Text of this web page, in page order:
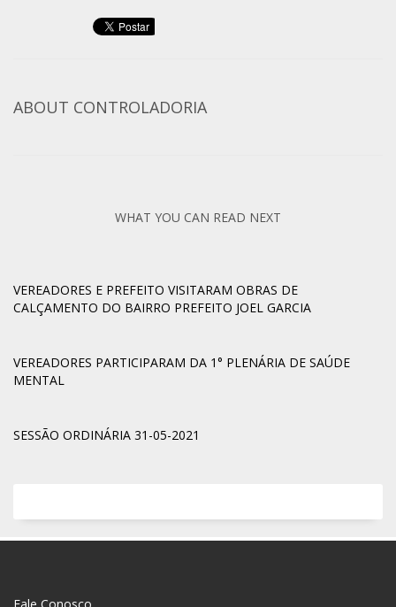
ABOUT CONTROLADORIA
WHAT YOU CAN READ NEXT
VEREADORES E PREFEITO VISITARAM OBRAS DE
CALÇAMENTO DO BAIRRO PREFEITO JOEL GARCIA
VEREADORES PARTICIPARAM DA 1° PLENÁRIA DE SAÚDE
MENTAL
SESSÃO ORDINÁRIA 31-05-2021
Fale Conosco